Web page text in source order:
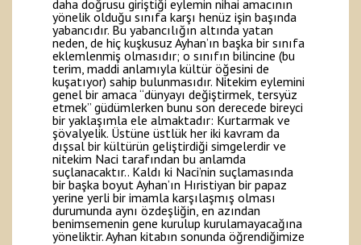
daha doğrusu giriştiği eylemin nihai amacının
yönelik olduğu sınıfa karşı henüz işin başında
yabancıdır. Bu yabancılığın altında yatan
neden, de hiç kuşkusuz Ayhan’ın başka bir sınıfa
eklemlenmiş olmasıdır; o sınıfın bilincine (bu
terim, maddi anlamıyla kültür öğesini de
kuşatıyor) sahip bulunmasıdır. Nitekim eylemini
genel bir amaca “dünyayı değiştirmek, tersyüz
etmek” güdümlerken bunu son derecede bireyci
bir yaklaşımla ele almaktadır: Kurtarmak ve
şövalyelik. Üstüne üstlük her iki kavram da
dışsal bir kültürün geliştirdiği simgelerdir ve
nitekim Naci tarafından bu anlamda
suçlanacaktır.. Kaldı ki Naci’nin suçlamasında
bir başka boyut Ayhan’ın Hıristiyan bir papaz
yerine yerli bir imamla karşılaşmış olması
durumunda aynı özdeşliğin, en azından
benimsemenin gene kurulup kurulamayacağına
yöneliktir. Ayhan kitabın sonunda öğrendiğimize